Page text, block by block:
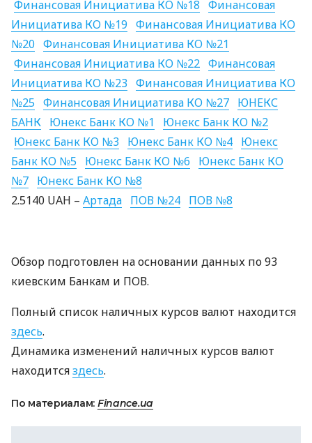
Финансовая Инициатива КО №18 Финансовая
Инициатива КО №19 Финансовая Инициатива КО
№20 Финансовая Инициатива КО №21
Финансовая Инициатива КО №22 Финансовая
Инициатива КО №23 Финансовая Инициатива КО
№25 Финансовая Инициатива КО №27 ЮНЕКС
БАНК Юнекс Банк КО №1
Юнекс Банк КО №2
Юнекс Банк КО №3
Юнекс Банк КО №4 Юнекс
Банк КО №5 Юнекс Банк КО №6
Юнекс Банк КО
№7 Юнекс Банк КО №8
2.5140 UAH – Артада ПОВ №24 ПОВ №8
Обзор подготовлен на основании данных по 93
киевским Банкам и ПОВ.
Полный список наличных курсов валют находится
здесь.
Динамика изменений наличных курсов валют
находитсяздесь.
По материалам: Finance.ua